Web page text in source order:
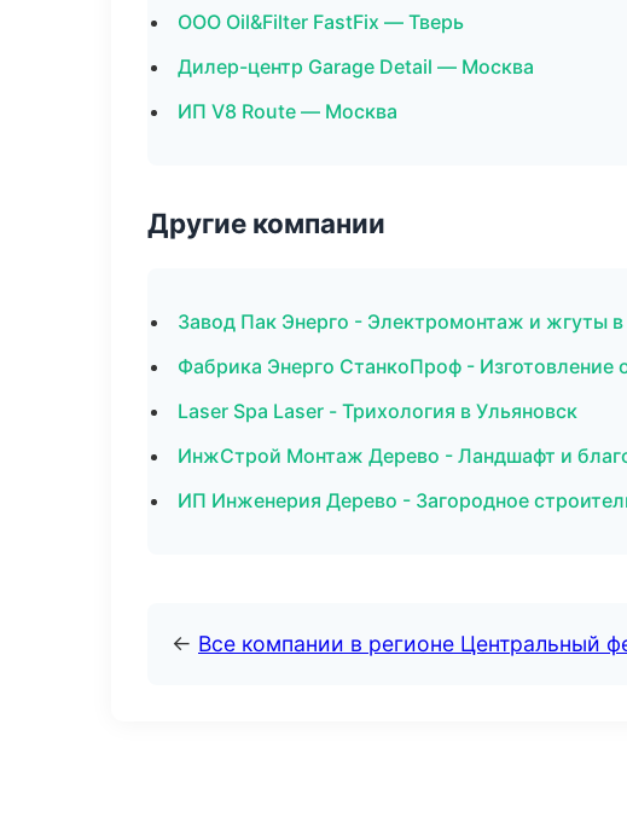
ООО Oil&Filter FastFix — Тверь
Дилер-центр Garage Detail — Москва
ИП V8 Route — Москва
Другие компании
Завод Пак Энерго - Электромонтаж и жгуты
Фабрика Энерго СтанкоПроф - Изготовление
Laser Spa Laser - Трихология в Ульяновск
ИнжСтрой Монтаж Дерево - Ландшафт и
ИП Инженерия Дерево - Загородное
← Все компании в регионе Центральный